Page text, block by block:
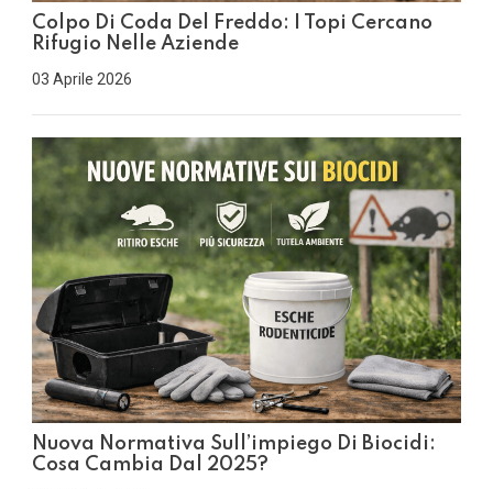
Colpo Di Coda Del Freddo: I Topi Cercano
Rifugio Nelle Aziende
03 Aprile 2026
Nuova Normativa Sull’impiego Di Biocidi:
Cosa Cambia Dal 2025?